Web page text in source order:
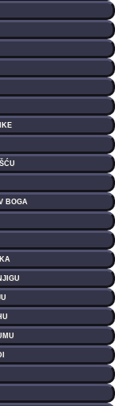
BOGA